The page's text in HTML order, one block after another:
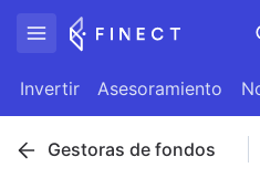
Invertir Asesoramiento
Gestoras de fondos